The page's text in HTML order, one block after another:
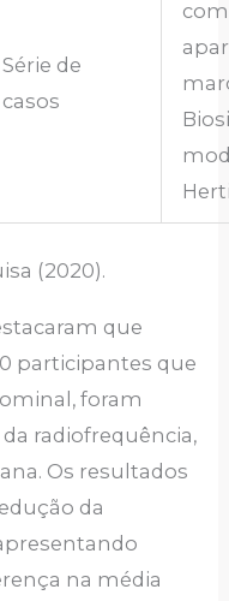
Série de
casos
(2020).
que
participantes que
foram
radiofrequência,
Os resultados
da
na média